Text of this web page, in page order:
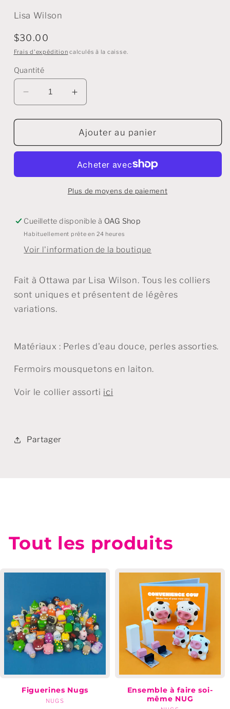
Lisa Wilson
Prix
régulier
$30.00
Frais d'expédition calculés à la caisse.
Quantité
Diminuer
la
quantité
Bracelets
assorties
Augmenter
la
quantité
pour
Bracelets
perles
assorties
avec
Ajouter au panier
Plus de moyens de paiement
Cueillette disponible à OAG Shop
Habituellement prête en 24 heures
Voir l'information de la boutique
Fait à Ottawa par Lisa Wilson. Tous les colliers
sont uniques et présentent de légères
variations.
Matériaux : Perles d'eau douce, perles assorties.
Fermoirs mousquetons en laiton.
Voir le collier assorti ici
Partager
Tout les produits
Figuerines Nugs
Marchands
NUGS
Ensemble à faire soi-
même NUG